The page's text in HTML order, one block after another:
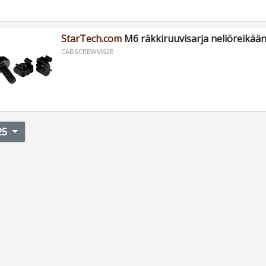
StarTech.comM6 räkkiruuvisarja
CABSCREWM62B